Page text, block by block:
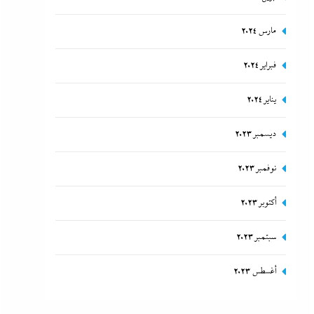
مارس 2024
فبراير 2024
يناير 2024
ديسمبر 2023
نوفمبر 2023
أكتوبر 2023
سبتمبر 2023
أغسطس 2023